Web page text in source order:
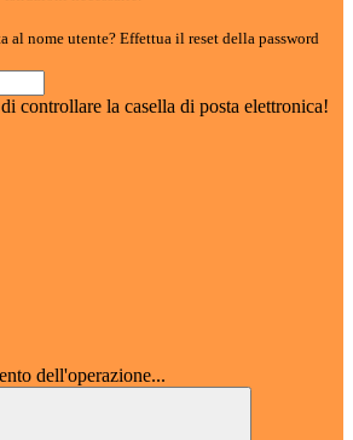
al nome utente? Effettua il reset della password
controllare la casella di posta elettronica!
dell'operazione...